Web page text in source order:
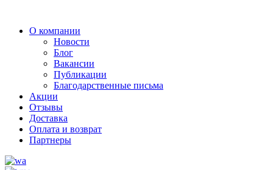
О компании
Новости
Блог
Вакансии
Публикации
Благодарственные письма
Акции
Отзывы
Доставка
Оплата и возврат
Партнеры